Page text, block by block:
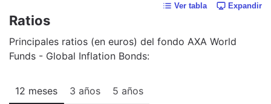
Ver tabla Expandir
Ratios
Principales ratios (en euros) del fondo AXA World
Funds - Global Inflation Bonds:
12 meses 3 años 5 años